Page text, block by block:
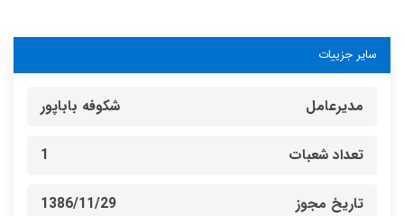
سایر جزییات
مدیرعامل شکوفه باباپور
تعداد شعبات 1
تاریخ مجوز 1386/11/29